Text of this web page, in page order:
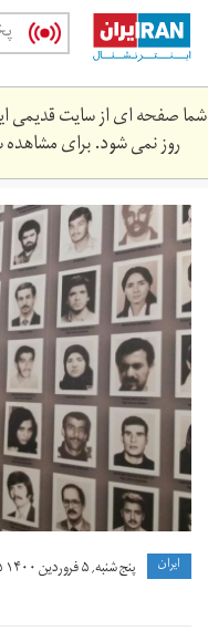
Skip
main
content
شما صفحه ای از سایت قدیمی
روز نمی شود. برای
j-
1400-
33331-
21.jpg
ايران پنج شنبه, ۵ فروردین ۱۴۰۰ ۱۰:۵۵